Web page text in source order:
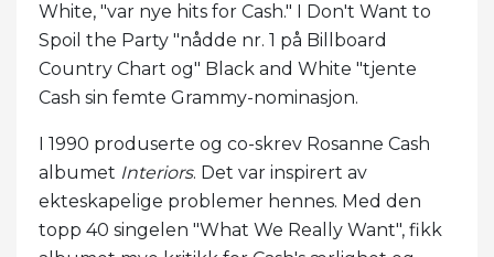
White, "var nye hits for Cash." I Don't Want to
Spoil the Party "nådde nr. 1 på Billboard
Country Chart og" Black and White "tjente
Cash sin femte Grammy-nominasjon.
I 1990 produserte og co-skrev Rosanne Cash
albumet Interiors. Det var inspirert av
ekteskapelige problemer hennes. Med den
topp 40 singelen "What We Really Want", fikk